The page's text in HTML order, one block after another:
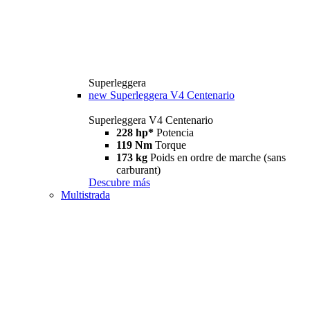
Superleggera
new Superleggera V4 Centenario
Superleggera V4 Centenario
228 hp* Potencia
119 Nm Torque
173 kg Poids en ordre de marche (sans
carburant)
Descubre más
Multistrada